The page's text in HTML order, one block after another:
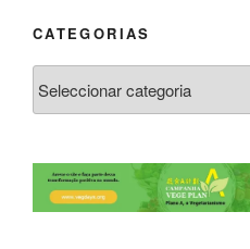
CATEGORIAS